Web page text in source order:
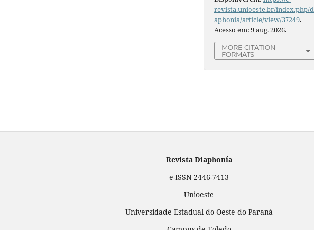
revista.unioeste.br/index.php/
aphonia/article/view/37249.
Acesso em: 9 aug. 2026.
MORE CITATION
FORMATS
Revista Diaphonía
e-ISSN 2446-7413
Unioeste
Universidade Estadual do Oeste do Paraná